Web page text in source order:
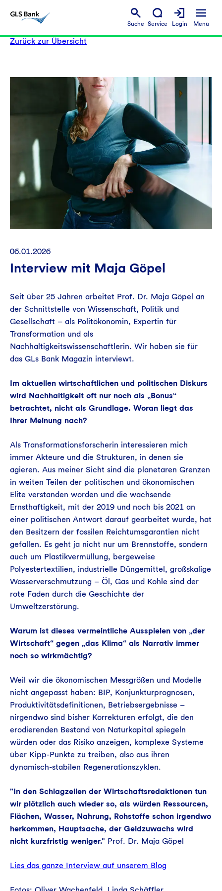
Suche Service Login Menü
Zurück zur Übersicht
06.01.2026
Interview mit Maja Göpel
Seit über 25 Jahren arbeitet Prof. Dr. Maja Göpel an
der Schnittstelle von Wissenschaft, Politik und
Gesellschaft – als Politökonomin, Expertin für
Transformation und als
Nachhaltigkeitswissenschaftlerin. Wir haben sie für
das GLs Bank Magazin interviewt.
Im aktuellen wirtschaftlichen und politischen Diskurs
wird Nachhaltigkeit oft nur noch als „Bonus“
betrachtet, nicht als Grundlage. Woran liegt das
Ihrer Meinung nach?
Als Transformationsforscherin interessieren mich
immer Akteure und die Strukturen, in denen sie
agieren. Aus meiner Sicht sind die planetaren Grenzen
in weiten Teilen der politischen und ökonomischen
Elite verstanden worden und die wachsende
Ernsthaftigkeit, mit der 2019 und noch bis 2021 an
einer politischen Antwort darauf gearbeitet wurde, hat
den Besitzern der fossilen Reichtumsgarantien nicht
gefallen. Es geht ja nicht nur um Brennstoffe, sondern
auch um Plastikvermüllung, bergeweise
Polyestertextilien, industrielle Düngemittel, großskalige
Wasserverschmutzung – Öl, Gas und Kohle sind der
rote Faden durch die Geschichte der
Umweltzerstörung.
Warum ist dieses vermeintliche Ausspielen von „der
Wirtschaft“ gegen „das Klima“ als Narrativ immer
noch so wirkmächtig?
Weil wir die ökonomischen Messgrößen und Modelle
nicht angepasst haben: BIP, Konjunkturprognosen,
Produktivitätsdefinitionen, Betriebsergebnisse –
nirgendwo sind bisher Korrekturen erfolgt, die den
erodierenden Bestand von Naturkapital spiegeln
würden oder das Risiko anzeigen, komplexe Systeme
über Kipp-Punkte zu treiben, also aus ihren
dynamisch-stabilen Regenerationszyklen.
"In den Schlagzeilen der Wirtschaftsredaktionen tun
wir plötzlich auch wieder so, als würden Ressourcen,
Flächen, Wasser, Nahrung, Rohstoffe schon irgendwo
herkommen, Hauptsache, der Geldzuwachs wird
nicht kurzfristig weniger." Prof. Dr. Maja Göpel
Lies das ganze Interview auf unserem Blog